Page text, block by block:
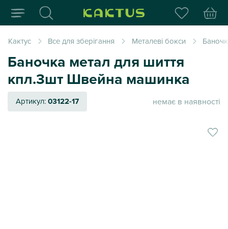
Інтернет-магазин
Кактус Все для зберігання Металеві бокси
Баночка метал для шиття
кпл.3шт Швейна машинка
Артикул:03122-17 немає в наявності